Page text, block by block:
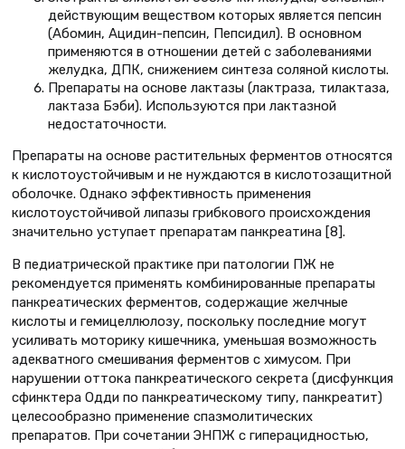
действующим веществом которых является пепсин
(Абомин, Ацидин-пепсин, Пепсидил). В основном
применяются в отношении детей с заболеваниями
желудка, ДПК, снижением синтеза соляной кислоты.
Препараты на основе лактазы (лактраза, тилактаза,
лактаза Бэби). Используются при лактазной
недостаточности.
Препараты на основе растительных ферментов относятся
к кислотоустойчивым и не нуждаются в кислотозащитной
оболочке. Однако эффективность применения
кислотоустойчивой липазы грибкового происхождения
значительно уступает препаратам панкреатина [8].
В педиатрической практике при патологии ПЖ не
рекомендуется применять комбинированные препараты
панкреатических ферментов, содержащие желчные
кислоты и гемицеллюлозу, поскольку последние могут
усиливать моторику кишечника, уменьшая возможность
адекватного смешивания ферментов с химусом. При
нарушении оттока панкреатического секрета (дисфункция
сфинктера Одди по панкреатическому типу, панкреатит)
целесообразно применение спазмолитических
препаратов. При сочетании ЭНПЖ с гиперацидностью,